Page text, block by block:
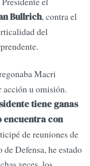
Bullrich, contra el
del
Macri
acción u omisión.
tiene ganas
encuentra con
de reuniones de
Defensa, he estado